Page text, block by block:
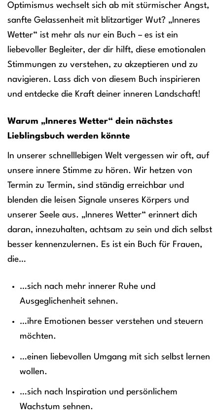
Optimismus wechselt sich ab mit stürmischer Angst,
sanfte Gelassenheit mit blitzartiger Wut? „Inneres
Wetter“ ist mehr als nur ein Buch – es ist ein
liebevoller Begleiter, der dir hilft, diese emotionalen
Stimmungen zu verstehen, zu akzeptieren und zu
navigieren. Lass dich von diesem Buch inspirieren
und entdecke die Kraft deiner inneren Landschaft!
Warum „Inneres Wetter“ dein nächstes
Lieblingsbuch werden könnte
In unserer schnelllebigen Welt vergessen wir oft, auf
unsere innere Stimme zu hören. Wir hetzen von
Termin zu Termin, sind ständig erreichbar und
blenden die leisen Signale unseres Körpers und
unserer Seele aus. „Inneres Wetter“ erinnert dich
daran, innezuhalten, achtsam zu sein und dich selbst
besser kennenzulernen. Es ist ein Buch für Frauen,
die…
…sich nach mehr innerer Ruhe und
Ausgeglichenheit sehnen.
…ihre Emotionen besser verstehen und steuern
möchten.
…einen liebevollen Umgang mit sich selbst lernen
wollen.
…sich nach Inspiration und persönlichem
Wachstum sehnen.